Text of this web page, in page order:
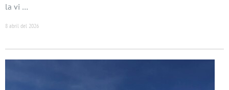
la vi …
8 abril del 2026